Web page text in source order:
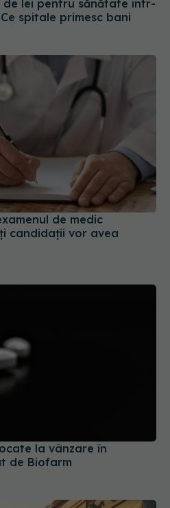
de lei pentru sănătate într-
spitale primesc bani
de medic
candidații vor avea
la vânzare în
de Biofarm